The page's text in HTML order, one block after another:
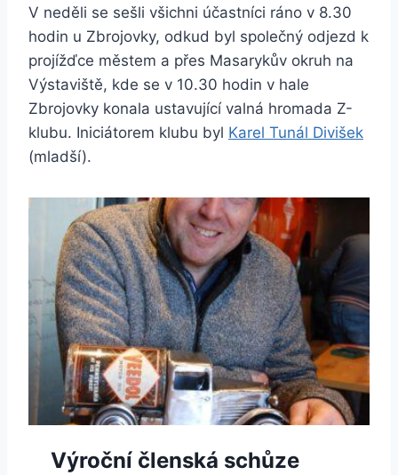
V neděli se sešli všichni účastníci ráno v 8.30
hodin u Zbrojovky, odkud byl společný odjezd k
projížďce městem a přes Masarykův okruh na
Výstaviště, kde se v 10.30 hodin v hale
Zbrojovky konala ustavující valná hromada Z-
klubu. Iniciátorem klubu byl Karel Tunál Divišek
(mladší).
Výroční členská schůze